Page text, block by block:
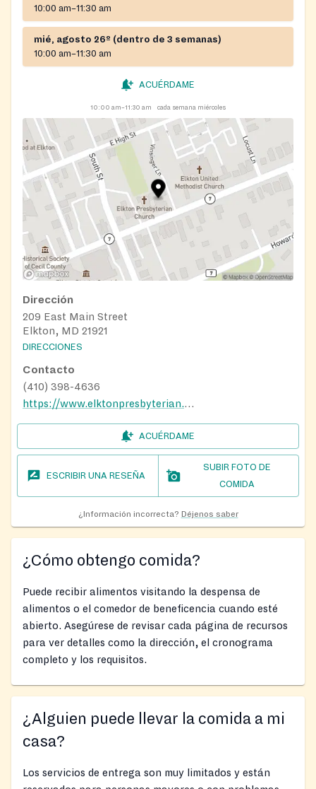
10:00 am–11:30 am
mié, agosto 26º (dentro de 3 semanas)
10:00 am–11:30 am
ACUÉRDAME
10:00 am–11:30 am cada semana miércoles
Dirección
209 East Main Street
Elkton, MD 21921
DIRECCIONES
Contacto
(410) 398-4636
https://www.elktonpresbyterian.com/
ACUÉRDAME
ESCRIBIR UNA RESEÑA
SUBIR FOTO DE
COMIDA
¿Información incorrecta? Déjenos saber
¿Cómo obtengo comida?
Puede recibir alimentos visitando la despensa de
alimentos o el comedor de beneficencia cuando esté
abierto. Asegúrese de revisar cada página de recursos
para ver detalles como la dirección, el cronograma
completo y los requisitos.
¿Alguien puede llevar la comida a mi
casa?
Los servicios de entrega son muy limitados y están